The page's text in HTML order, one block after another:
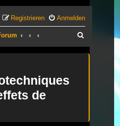
Anmelden
Registrieren
de